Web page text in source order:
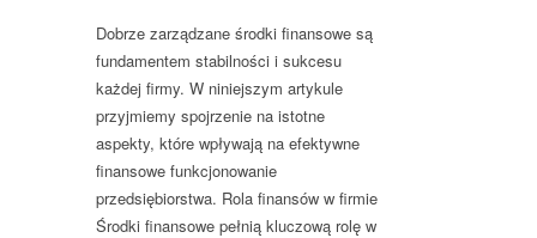
Dobrze zarządzane środki finansowe są
fundamentem stabilności i sukcesu
każdej firmy. W niniejszym artykule
przyjmiemy spojrzenie na istotne
aspekty, które wpływają na efektywne
finansowe funkcjonowanie
przedsiębiorstwa. Rola finansów w firmie
Środki finansowe pełnią kluczową rolę w